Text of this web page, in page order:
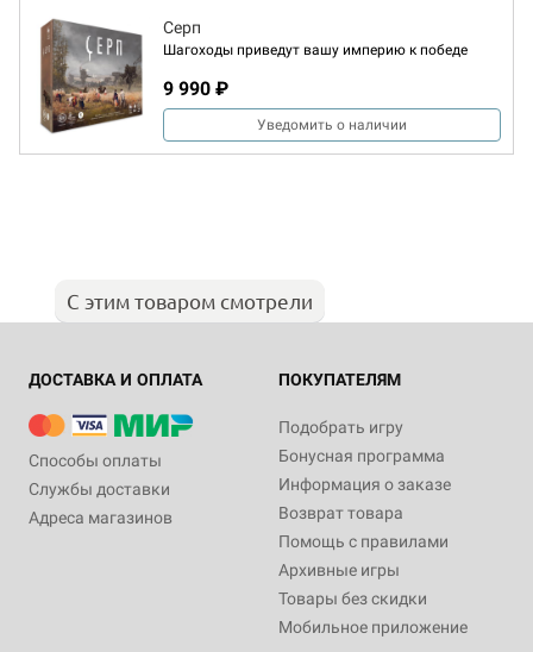
Серп
Шагоходы приведут вашу империю к победе
9 990 ₽
Уведомить о наличии
С этим товаром смотрели
ДОСТАВКА И ОПЛАТА
Способы оплаты
Службы доставки
Адреса магазинов
ПОКУПАТЕЛЯМ
Подобрать игру
Бонусная программа
Информация о заказе
Возврат товара
Помощь с правилами
Архивные игры
Товары без скидки
Мобильное приложение